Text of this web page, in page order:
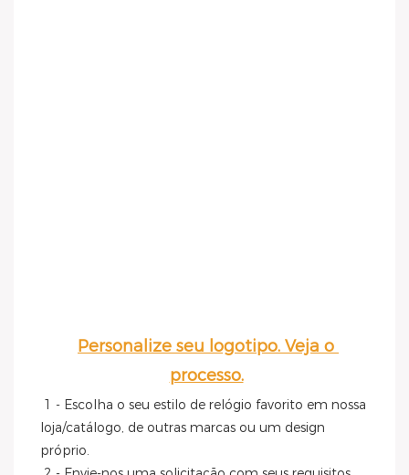
Personalize seu logotipo. Veja o
processo.
1 - Escolha o seu estilo de relógio favorito em nossa
loja/catálogo, de outras marcas ou um design
próprio.